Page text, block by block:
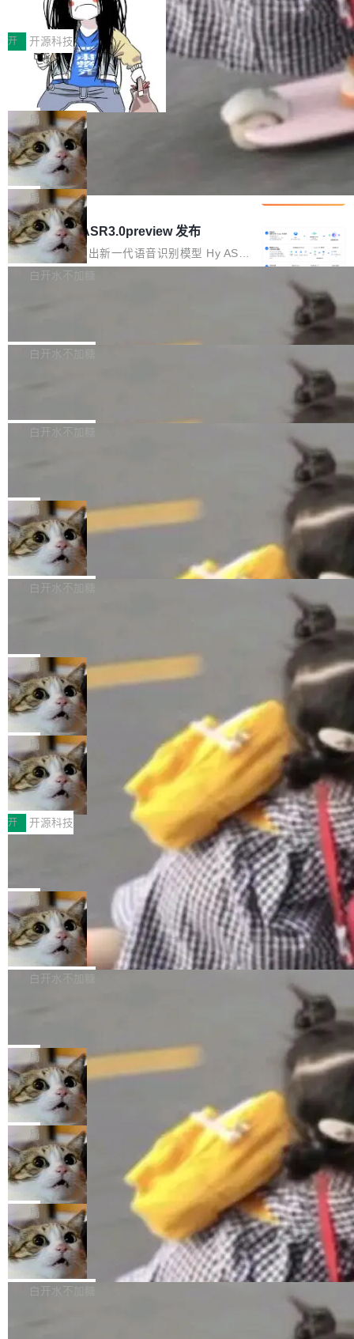
得住、用得稳、省得下、更安全！ 一、从现在开
始，Token使用一目...
q2Seq 和 DocAI 的共同发明人）以及 Oriol Vin
yals（Gemini 联合负责人，AlphaSta...
中文驱动的数字员工，自主理解需求、规划步
骤、编写代码。不挑模型、不挑平台，curl 一行
装完即用。 开源地址：Gitee · GitCode · GitHu
b 安装 支持 Java 8+（8~26）、macOS / Linu
x / Windows / Harmony PC。 # macOS / Linu
x / Harmony PC curl -fsSL https://solon.noea
r.org/solon...
价值潜能：华为云码道（CodeArts）
代码仓技术解析
一、代码仓深度理解技术的作用与价值 在软件工
程实践中，代码仓是企业核心知识资产的主要载
体。企业级代码仓库通常包含数十万乃至数百万
个文件，其规模远超单次模型调用可承载的上下
文窗口。随着项目规模的持续扩张与代码历史的
不断累积，代码仓中的模块关系、接口契约、业
务逻辑等关键信息往往分散于数十乃至数百个文
件之中，形成高度复杂的知识关联网络。传统的
代码检索手段（如关键词匹配、目录遍历）仅能
在语法层面完成文本定位，难以触及代码的语义
内涵与结构关联，导致开发者使用代码智能体在
理解大规模代码仓时面临显著"代码仓理解"瓶
颈。 代码仓深度理解服务（以下简称" CodeBas
e深度理解服务"）是华为云码道（CodeA...
开 开源科技
一条“删库”命令跑 17 小时，算法工程
师删光 89TB 数据只为干私活
最高人民检察院8月4日公布了一起案件：北京一
名90后算法工程师王某，为了给自己接的私活腾
服务器空间，删光了公司AI游戏部门的全部核心
数据。 王某2024年1月入职东城区某科技公司AI
短剧部门，有互联网大厂背景。在公司内部架构
调整期间，部门三次通知全员将数据从A集群迁
移到B集群，王某都回复了"收到"。 他没有迁移
数据。2024年9月3日下午4点，他使用此前登录
的账号密码进入A集群，输入了一条被程序员圈
称为"删库跑路"的命令——最高管理员权限、无
自研的多个文生3D和...
局
Cloudflare 分享推理优化实践：KV ca
che 量化 + 权重压缩，吞吐量提升 4
1%，成本降 30%
Kimi 和 GLM 是当前最强的大模型系列之一，但
它们有一个共同的问题：太吃显存了。月之暗面
的 Kimi K 系列和智谱的 GLM 都是长上下文、M
oE 架构的大模型，好用到让人上瘾，但 GPU 显
存永远不够用。 Cloudflare 的 Workers AI 团队
一直在跑这些模型的推理。他们在官方博客上发
整性保护。效果是：吞吐量提升 41%，每 token
局
腾讯混元 Hy ASR3.0preview 发布
腾讯混元正式推出新一代语音识别模型 Hy ASR
3.0preview。基于最新一代大语言模型 Hy3 的
让语音识别不再只是听清，而是真正听懂。通过
w 不要求标准普通话，方言识别覆盖粤语、吴语
白开水不加糖
新和少量网页兼容性修复版本。 Changes/fixe
容提供的字体时出现的几个问题 为避免音频加
质的最低采样率）的音频格式将被拒绝 修复了 C
SS 圆角虚线样式中可能存在的问题 如果表单中
的图像元素不在同一个子树中，则它们将不再关
联 加...
白开水不加糖
发布的 Release Notes，他利用 AI 工具（如 Co
最强的若干项。对于尚未正式发版的 PG 19，则
通过拉取过去一年内（从 PG 18 Beta1 时间点
至今）的所有 commit，同样交由 AI 分析提炼。
经过人工复核，准确度令人满意。这一方法也为
社区爱好者提供了高效跟踪新版本的思路。
白开水不加糖
维护工作一直与我的日常工作、家务、社交生活
和休闲娱乐竞争时间。" 这是 libexpat 维护者 S
ebastian Pipping 写在博客里的话。8 月 4 日，
他宣布了一个新消息：从 2026 年 8 月 1 日起，
他可以全职维护 libexpat 了，最长 6 个月。发
库之一。你的操作系统、浏览器、无数的基础设
施软件，很可能都在用它。而过去十年，维护它
的人一直在用业余...
局
Firefox 153.0.3 发布
Firefox 153.0.3 现已发布，具体更新内容如
下： New Smart Window 包含多项增强功能：
gi?id=2019042">Bug&nbsp;2019042</a>）</l
i> <li>现在，助手可以直接使用 Exa 的网络搜索
结果回答问题，而无需将问题转交给搜索引擎。
（<a href="https://bugzilla.mozilla.org/show_
bug.cgi?id=204...
白开水不加糖
的 npm 包。项目的核心论点是：容器不适合 Ag
ent 计算。真正适合的，是 Isolate。 Cloudflare
工程师在这件事上没什么可谦虚的——他们用 W
orkers 跑了十年 Isolate。用 CEO Matthew Pri
nce 的话说：「我们一生都在用 Isolate 运行代
码，而 AI Agent 不需要容器，它们需要的是 Iso
late。」 容器为什么不合适 容器的问题在于启动
和销毁都太重了。一个 Agent 要执行的任务可能
只需要几毫秒的 CPU 时间，但容器从冷启动到
就绪要花数秒。如果未来有十...
局
OpenAI 公开邮件和聊天记录回应苹果
诉讼，称“Apple is getting this wron
g”
上个月，苹果一纸诉状把 OpenAI 告上法庭，指
控其挖角苹果前员工并窃取商业秘密。苹果的诉
状把 OpenAI 描述成一个系统性地从前东家挖
人、套取机密信息的对手。 OpenAI 没发律师
函，也没选择庭外沉默。它在官网贴了一篇博
文，标题只有六个字：Apple is getting this wro
ng。 然后，它把邮件往来和 iMessage 聊天记
录全贴了出来。 他发错人了 苹果外部律师 Gabr
iel Gross 来自 Weil 律所，2 月 23 日下午 5:53
给 OpenAI 总法律顾问 Che Chang 发了封邮
件，附了一封长信，要求 OpenAI 配合调查前苹
果员工带走机密信...
局
HUAWEI MatePad Edge上架WorkBu
ddy鸿蒙PC版，说话就能干活的AI办公
搭子
全能AI工作台WorkBuddy鸿蒙PC版上架HUAWE
I MatePad Edge应用市场，直接下载即可使
用，与鸿蒙电脑上的体验一致。值得一提的是，
这是目前市面上唯一支持平板接入WorkBuddy P
C版的产品，搭载“人机双写”重磅功能——你写
你的，AI写AI的，同屏协作互不干扰。一句话让
AI帮你干活，现在开启全新体验！ 温馨提示：
体验WorkBuddy鸿蒙PC版前，请将 HUAWEI M
atePad Edge 升级至 HarmonyOS 6.1.0.135S
P9 patch03及以上版本。 *升级路径：设置 > 搜
开 开源科技
FFmpeg 9.0 发布：代号“Lei”，以此纪
全球知名开源多媒体框架 FFmpeg 今天正式发
布了 9.0 版本。这个版本除了带来新一代音视频
处理能力和硬件加速支持之外，还有一个特殊之
处：FFmpeg 9.0 的代号是“Lei”。 这个名字，
来自中国开发者雷霄骅（Lei Xiaohua）。 对于
很多中国音视频开发者而言，这个名字并不陌
“启蒙老师”。 而今年，恰好是雷霄骅离世十周
年。FFmpeg 社区最终选择用一个大版本的名
字，留下了这份纪念。 雷霄骅曾是中国传媒大学
数字电视技术方向的博士生，长期从事视频、音
频技...
局
亚马逊成本失控：AI 写代码烧掉 1215
万元，超预算 860%
外媒近日曝光了亚马逊的多份内部报告显示，AI
导致公司在多个项目上超支。《金融时报》报道
编写程序，目标是完成电商平台作者信息与商品
列表的数据匹配 —— 一项常规的数据处理任
务，最终却产生了 180 万美元的账单，实际支出
超出原定预算 860%。 更令人意外的是，该项目
最终并未成功落地，而高额算力消耗持续运行长
达 5 个月，公司直到财务对账时才察觉异常。这
意味着一个无人看管的 AI 程序，在近半年时间
里日夜不停地"烧钱"。 复盘显示，...
白开水不加糖
e CEO Clément Delangue 在 CNBC 的采访里
没有拐弯抹角。他说中国正在赢得 AI 竞赛，而
且按目前的速度，中国 AI 工具预计在今年底或
2027 年就能追上美国前沿实验室的水平。 Dela
ngue 把原因归结为一件事：开放协作。中国的
AI 开发者在一个共享和协作的生态里加速迭代，
而美国模型厂商在"闭门造车"。他的原话是 "buil
ding in silos"——各自为战，互不通气。 这个判
断从他嘴里说出来分量不同。Hugging Face 是
全球最大的开源 AI 平台，上面跑着上百万个模
型。谁在开源赛道上领先，...
局
当 AI agent 把源码变成了最好的扩展系
统，开发者工具必须开源
五年前，David Crawshaw 问过很多软件工程师
一个问题：你写过什么给自己用的程序？答案几
乎都是没有。工程师们整天用别人写的程序写程
序给别人用。偶尔有人自己写个博客系统、智能
家居控制、家庭实验室，都算稀奇事。 Crawsh
aw 是 Shelley 的作者，一个开源 AI coding age
nt。他最近在博客上写了一篇文章，核心论点很
简单：开发者工具必须开源。 理由不是传统的自
由软件情怀，而是一个跟 AI agent 直接相关的
技术判断。 两行 prompt 就能个性化任何软件 C
局
DeepSeek Harness 宣布内测邀请，全
网最大规模开源 Agent 路演现场诞生
一条内测招募帖，发出去的时候大概没人想到它
会变成一场开源 Agent 生态的路演。 8月1日，
DeepSeek Harness 团队负责人崔添翼（tiany
i）在 X 上发帖： 「如果你是 Agent Harness 相
关开源项目的开发者，希望参加 DeepSeek Har
ness 的内测，可以回复或私信联系我。请附上
局
商汤 SenseNova U1.5-Lite-Preview
开源
商汤科技宣布面向社区开源轻量级统一多模态模
型的预览版本 SenseNova U1.5-Lite-Preview。
白开水不加糖